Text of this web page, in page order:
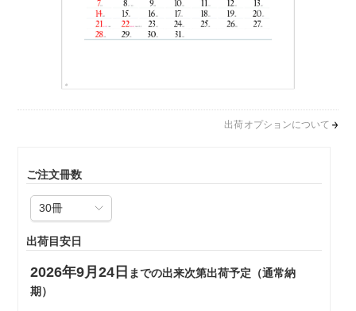
出荷オプションについて
ご注文冊数
出荷目安日
2026年9月24日 までの出来次第出荷予定（通常納
期）